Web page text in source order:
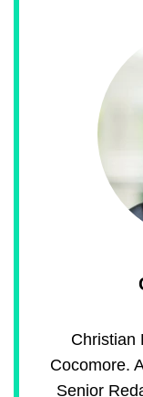
Christian
Cocomore.
Senior